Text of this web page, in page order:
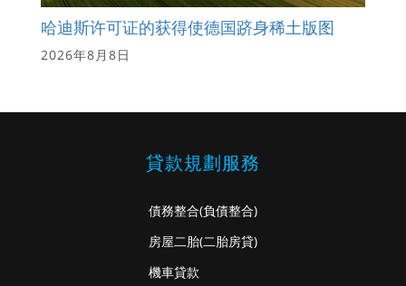
哈迪斯许可证的获得使德国跻身稀土版图
2026年8月8日
貸款規劃服務
債務整合(負債整合)
房屋二胎(二胎房貸)
機車貸款